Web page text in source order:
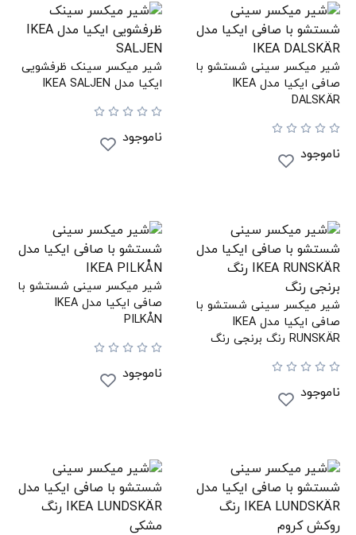
شیر میکسر سینی شستشو با
صافی ایکیا مدل IKEA
DALSKÄR
ناموجود
شیر میکسر سینک ظرفشویی
ایکیا مدل IKEA SALJEN
ناموجود
شیر میکسر سینی شستشو با
صافی ایکیا مدل IKEA
RUNSKÄR رنگ برنجی رنگ
ناموجود
شیر میکسر سینی شستشو با
صافی ایکیا مدل IKEA
PILKÅN
ناموجود